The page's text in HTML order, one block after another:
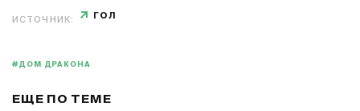
ИСТОЧНИК: ГОЛ
#ДОМ ДРАКОНА
ЕЩЕ ПО ТЕМЕ